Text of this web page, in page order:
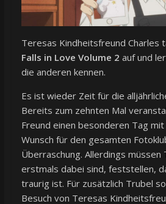
Teresas Kindheitsfreund Charles
Falls in Love Volume 2 auf und
die anderen kennen.
Es ist wieder Zeit für die
Bereits zum zehnten Mal
Freund einen besonderen Tag
Wunsch für den gesamten
Überraschung. Allerdings müssen
erstmals dabei sind, feststellen,
traurig ist. Für zusätzlich Trubel
Besuch von Teresas